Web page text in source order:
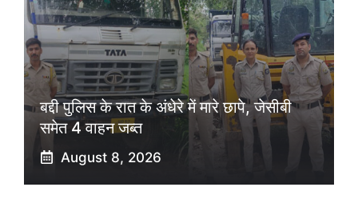
बद्दी पुलिस के रात के अंधेरे में मारे छापे, जेसीबी
समेत 4 वाहन जब्त
August 8, 2026